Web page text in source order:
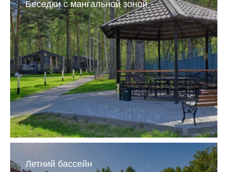
Беседки с мангальной зоной
Летний бассейн